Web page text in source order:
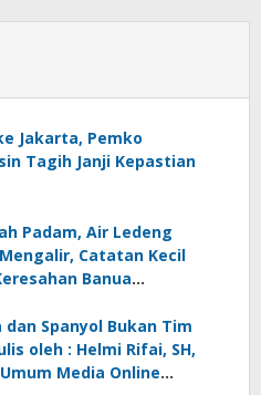
Jakarta, Pemko
Tagih Janji Kepastian
Padam, Air Ledeng
Catatan Kecil
Banua
Oleh : Helmi
Spanyol Bukan Tim
oleh : Helmi Rifai, SH,
Media Online